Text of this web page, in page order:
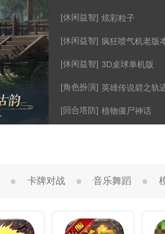
[休闲益智] 炫彩粒子
[休闲益智] 疯狂喷气机老版
[休闲益智] 3D桌球单机版
[角色扮演] 英雄传说碧之轨
[回合塔防] 植物僵尸神话
卡牌对战 音乐舞蹈